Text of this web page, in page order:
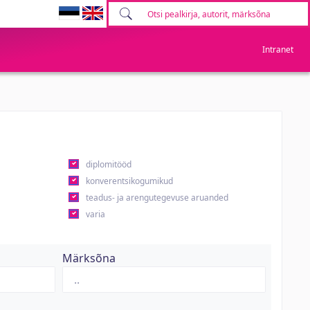
Intranet
diplomitööd
konverentsikogumikud
teadus- ja arengutegevuse aruanded
varia
Märksõna